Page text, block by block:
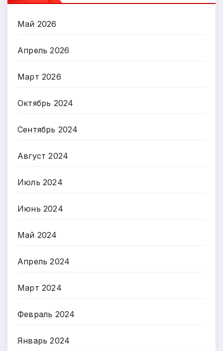
Май 2026
Апрель 2026
Март 2026
Октябрь 2024
Сентябрь 2024
Август 2024
Июль 2024
Июнь 2024
Май 2024
Апрель 2024
Март 2024
Февраль 2024
Январь 2024